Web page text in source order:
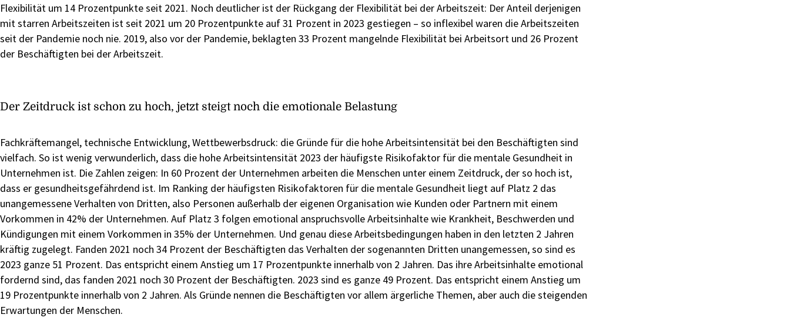
Flexibilität um 14 Prozentpunkte seit 2021. Noch deutlicher ist der Rückgang der Flexibilität bei der Arbeitszeit: Der Anteil derjenigen
mit starren Arbeitszeiten ist seit 2021 um 20 Prozentpunkte auf 31 Prozent in 2023 gestiegen – so inflexibel waren die Arbeitszeiten
seit der Pandemie noch nie. 2019, also vor der Pandemie, beklagten 33 Prozent mangelnde Flexibilität bei Arbeitsort und 26 Prozent
der Beschäftigten bei der Arbeitszeit.
Der Zeitdruck ist schon zu hoch, jetzt steigt noch die emotionale Belastung
Fachkräftemangel, technische Entwicklung, Wettbewerbsdruck: die Gründe für die hohe Arbeitsintensität bei den Beschäftigten sind
vielfach. So ist wenig verwunderlich, dass die hohe Arbeitsintensität 2023 der häufigste Risikofaktor für die mentale Gesundheit in
Unternehmen ist. Die Zahlen zeigen: In 60 Prozent der Unternehmen arbeiten die Menschen unter einem Zeitdruck, der so hoch ist,
dass er gesundheitsgefährdend ist. Im Ranking der häufigsten Risikofaktoren für die mentale Gesundheit liegt auf Platz 2 das
unangemessene Verhalten von Dritten, also Personen außerhalb der eigenen Organisation wie Kunden oder Partnern mit einem
Vorkommen in 42% der Unternehmen. Auf Platz 3 folgen emotional anspruchsvolle Arbeitsinhalte wie Krankheit, Beschwerden und
Kündigungen mit einem Vorkommen in 35% der Unternehmen. Und genau diese Arbeitsbedingungen haben in den letzten 2 Jahren
kräftig zugelegt. Fanden 2021 noch 34 Prozent der Beschäftigten das Verhalten der sogenannten Dritten unangemessen, so sind es
2023 ganze 51 Prozent. Das entspricht einem Anstieg um 17 Prozentpunkte innerhalb von 2 Jahren. Das ihre Arbeitsinhalte emotional
fordernd sind, das fanden 2021 noch 30 Prozent der Beschäftigten. 2023 sind es ganze 49 Prozent. Das entspricht einem Anstieg um
19 Prozentpunkte innerhalb von 2 Jahren. Als Gründe nennen die Beschäftigten vor allem ärgerliche Themen, aber auch die steigenden
Erwartungen der Menschen.